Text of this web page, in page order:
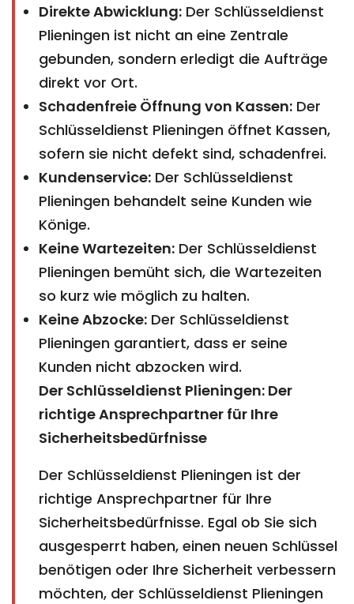
Direkte Abwicklung: Der Schlüsseldienst
Plieningen ist nicht an eine Zentrale
gebunden, sondern erledigt die Aufträge
direkt vor Ort.
Schadenfreie Öffnung von Kassen: Der
Schlüsseldienst Plieningen öffnet Kassen,
sofern sie nicht defekt sind, schadenfrei.
Kundenservice: Der Schlüsseldienst
Plieningen behandelt seine Kunden wie
Könige.
Keine Wartezeiten: Der Schlüsseldienst
Plieningen bemüht sich, die Wartezeiten
so kurz wie möglich zu halten.
Keine Abzocke: Der Schlüsseldienst
Plieningen garantiert, dass er seine
Kunden nicht abzocken wird.
Der Schlüsseldienst Plieningen: Der
richtige Ansprechpartner für Ihre
Sicherheitsbedürfnisse
Der Schlüsseldienst Plieningen ist der
richtige Ansprechpartner für Ihre
Sicherheitsbedürfnisse. Egal ob Sie sich
ausgesperrt haben, einen neuen Schlüssel
benötigen oder Ihre Sicherheit verbessern
möchten, der Schlüsseldienst Plieningen